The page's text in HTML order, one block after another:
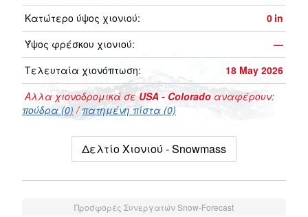
Κατώτερο ύψος χιονιού:
0 in
Ύψος φρέσκου χιονιού:
—
Τελευταία χιονόπτωση:
18 May 2026
Αλλα χιονοδρομικά σεUSA - Colorado αναφέρουν:
πούδρα (0) /πατημένη πίστα (0)
Δελτίο Χιονιού - Snowmass
Προσφορές Συνεργατών Snow-Forecast